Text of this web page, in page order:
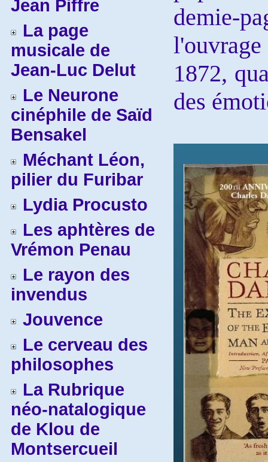
Jean Piffre
La page
musicale de
Jean-Luc Delut
Le Neurone
cinéphile de Saïd
Bensakel
Méchant Léon,
pilier du Furibar
Lydia Procusto
Les aphtères de
Vrémon Penau
Le rayon des
invendus
Jouvence
Le cerveau des
philosophes
La Rubrique
néo-natalogique
de Klou de
Montsercueil
demie-
1872,
des